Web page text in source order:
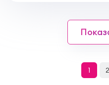
1 2